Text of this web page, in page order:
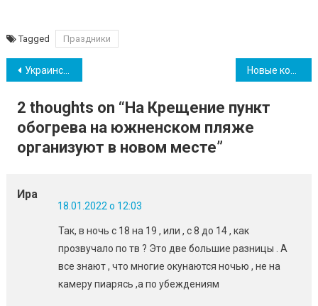
Tagged Праздники
Навігація
записів
Украинских таксистов обяжут устанавливать кассовые аппараты в авто Новые коллекционные банкноты ввели в обращение в Украине (фото)
2 thoughts on “ На Крещение пункт
обогрева на южненском пляже
организуют в новом месте”
Ира
18.01.2022 о 12:03
Так, в ночь с 18 на 19 , или , с 8 до 14 , как
прозвучало по тв ? Это две большие разницы . А
все знают , что многие окунаются ночью , не на
камеру пиарясь ,а по убеждениям